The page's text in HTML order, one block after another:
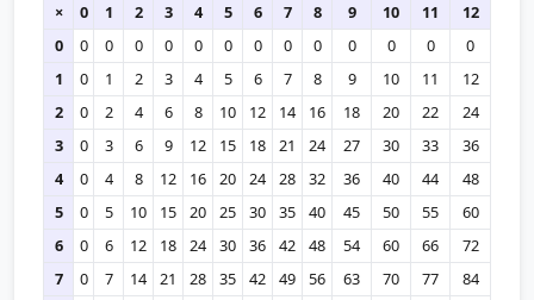
× 0 1 2 3 4 5 6 7 8 9 10 11
12
0
0 0 0 0 0 0 0 0 0 0 0 0
0
1
0 1 2 3 4 5 6 7 8 9 10 11
12
2
0 2 4 6 8 10 12 14 16 18 20 22
24
3
0 3 6 9 12 15 18 21 24 27 30 33
36
4
0 4 8 12 16 20 24 28 32 36 40 44
48
5
0 5 10 15 20 25 30 35 40 45 50 55
60
6
0 6 12 18 24 30 36 42 48 54 60 66
72
7
0 7 14 21 28 35 42 49 56 63 70 77
84